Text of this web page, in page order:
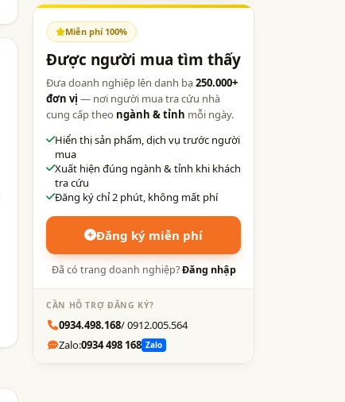
Miễn phí 100%
Được người mua tìm thấy
Đưa doanh nghiệp lên danh bạ250.000+
đơn vị — nơi người mua tra cứu nhà
cung cấp theo ngành & tỉnh mỗi ngày.
Hiển thị sản phẩm, dịch vụ trước người
mua
Xuất hiện đúng ngành & tỉnh khi khách
tra cứu
Đăng ký chỉ 2 phút, không mất phí
Đăng ký miễn phí
Đã có trang doanh nghiệp?Đăng nhập
CẦN HỖ TRỢ ĐĂNG KÝ?
0934.498.168/ 0912.005.564
Zalo:0934 498 168 Zalo